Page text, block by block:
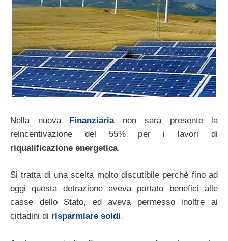
Nella nuova Finanziarianon sarà presente la
reincentivazione del 55% per i lavori di
riqualificazione energetica.
Si tratta di una scelta molto discutibile perchè fino ad
oggi questa detrazione aveva portato benefici alle
casse dello Stato, ed aveva permesso inoltre ai
cittadini di risparmiare soldi.